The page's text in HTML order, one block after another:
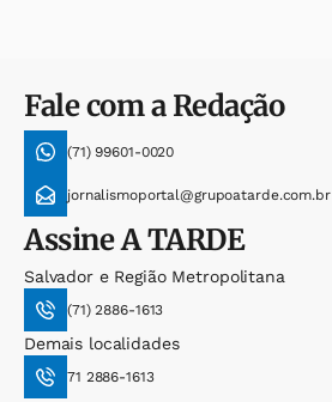
Fale com a Redação
(71) 99601-0020
jornalismoportal@grupoatarde.com.br
AssineA TARDE
Salvador e Região Metropolitana
(71) 2886-1613
Demais localidades
71 2886-1613